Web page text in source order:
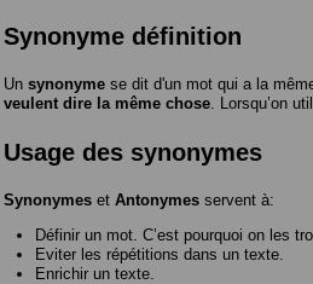
Synonyme définition
Un synonyme se dit d'un mot qui a la
veulent dire la même chose . Lorsqu’on
Usage des synonymes
Synonymes et Antonymes servent à:
Définir un mot. C’est pourquoi on les
Eviter les répétitions dans un texte.
Enrichir un texte.